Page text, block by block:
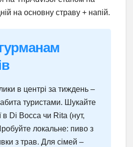
на основну страву + напій.
в центрі за тиждень –
туристами. Шукайте
в Di Bocca чи Rita (нут,
локальне: пиво з
з трав. Для сімей –